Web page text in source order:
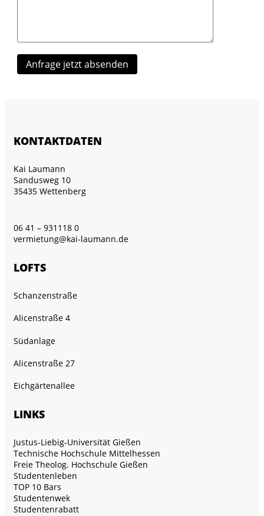
KONTAKTDATEN
Kai Laumann
Sandusweg 10
35435 Wettenberg
06 41 – 931118 0
vermietung@kai-laumann.de
LOFTS
Schanzenstraße
Alicenstraße 4
Südanlage
Alicenstraße 27
Eichgärtenallee
LINKS
Justus-Liebig-Universität Gießen
Technische Hochschule Mittelhessen
Freie Theolog. Hochschule Gießen
Studentenleben
TOP 10 Bars
Studentenwek
Studentenrabatt